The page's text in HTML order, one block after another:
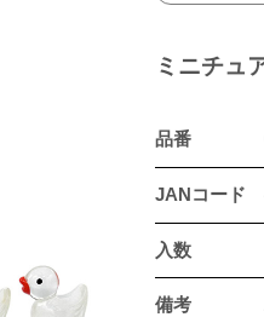
ミニチュ
品番
JANコード
入数
備考